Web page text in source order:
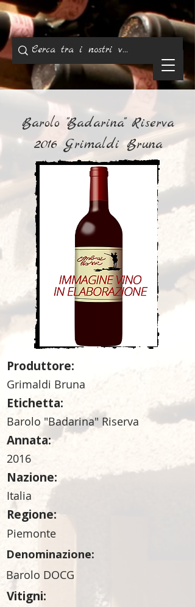
Barolo "Badarina" Riserva
2016 Grimaldi Bruna
Produttore:
Grimaldi Bruna
Etichetta:
Barolo "Badarina" Riserva
Annata:
2016
Nazione:
Italia
Regione:
Piemonte
Denominazione:
Barolo DOCG
Vitigni: